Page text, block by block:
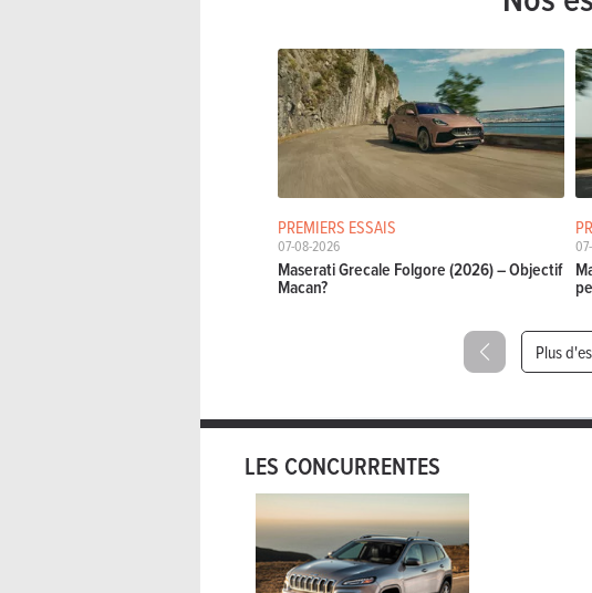
PREMIERS ESSAIS
07-08-2026
Maserati Grecale Folgore (2026) – Objectif
Macan?
Plus
LES CONCURRENTES